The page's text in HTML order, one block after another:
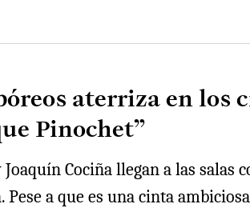
aterriza en los
Pinochet”
Cociña llegan a las
Pese a que es una cinta